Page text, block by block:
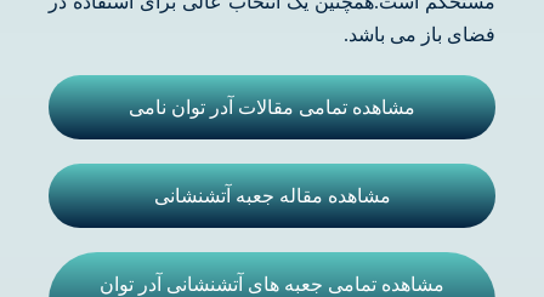
فضای باز می باشد.
مشاهده تمامی مقالات آدر توان نامی
مشاهده مقاله جعبه آتشنشانی
مشاهده تمامی جعبه های آتشنشانی آدر توان